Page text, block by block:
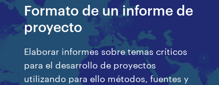
Formato de un informe de
proyecto
Elaborar informes sobre temas críticos
para el desarrollo de proyectos
utilizando para ello métodos, fuentes y